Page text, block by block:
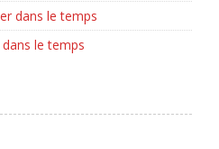
dans le temps
le temps